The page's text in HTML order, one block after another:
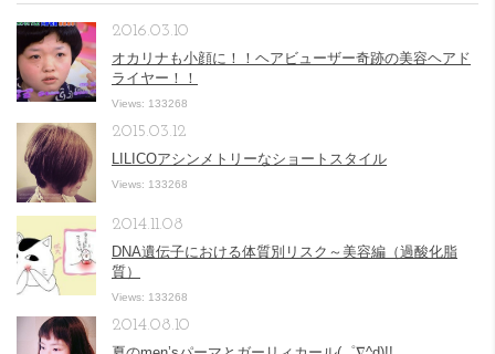
オカリナも小顔に！！ヘアビューザー奇跡の美容ヘアド
ライヤー！！
2016.03.10
Views: 133268
LILICOアシンメトリーなショートスタイル
2015.03.12
Views: 133268
DNA遺伝子における体質別リスク～美容編（過酸化脂
質）
2014.11.08
Views: 133268
2014.08.10